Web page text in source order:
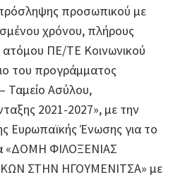
προσωπικού με
χρόνου, πλήρους
ΠΕ/ΤΕ Κοινωνικού
του προγράμματος
Ταμείο Ασύλου,
2021-2027», με την
Ευρωπαϊκής Ένωσης για το
«ΔΟΜΗ ΦΙΛΟΞΕΝΙΑΣ
ΣΤΗΝ ΗΓΟΥΜΕΝΙΤΣΑ» με